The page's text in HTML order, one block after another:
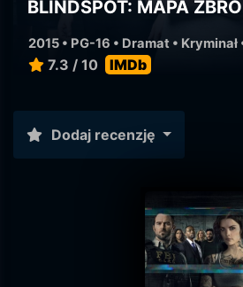
BLINDSPOT: MAPA
2015 • PG-16 • Dramat • Kryminał
7.3 / 10 IMDb
Dodaj recenzję